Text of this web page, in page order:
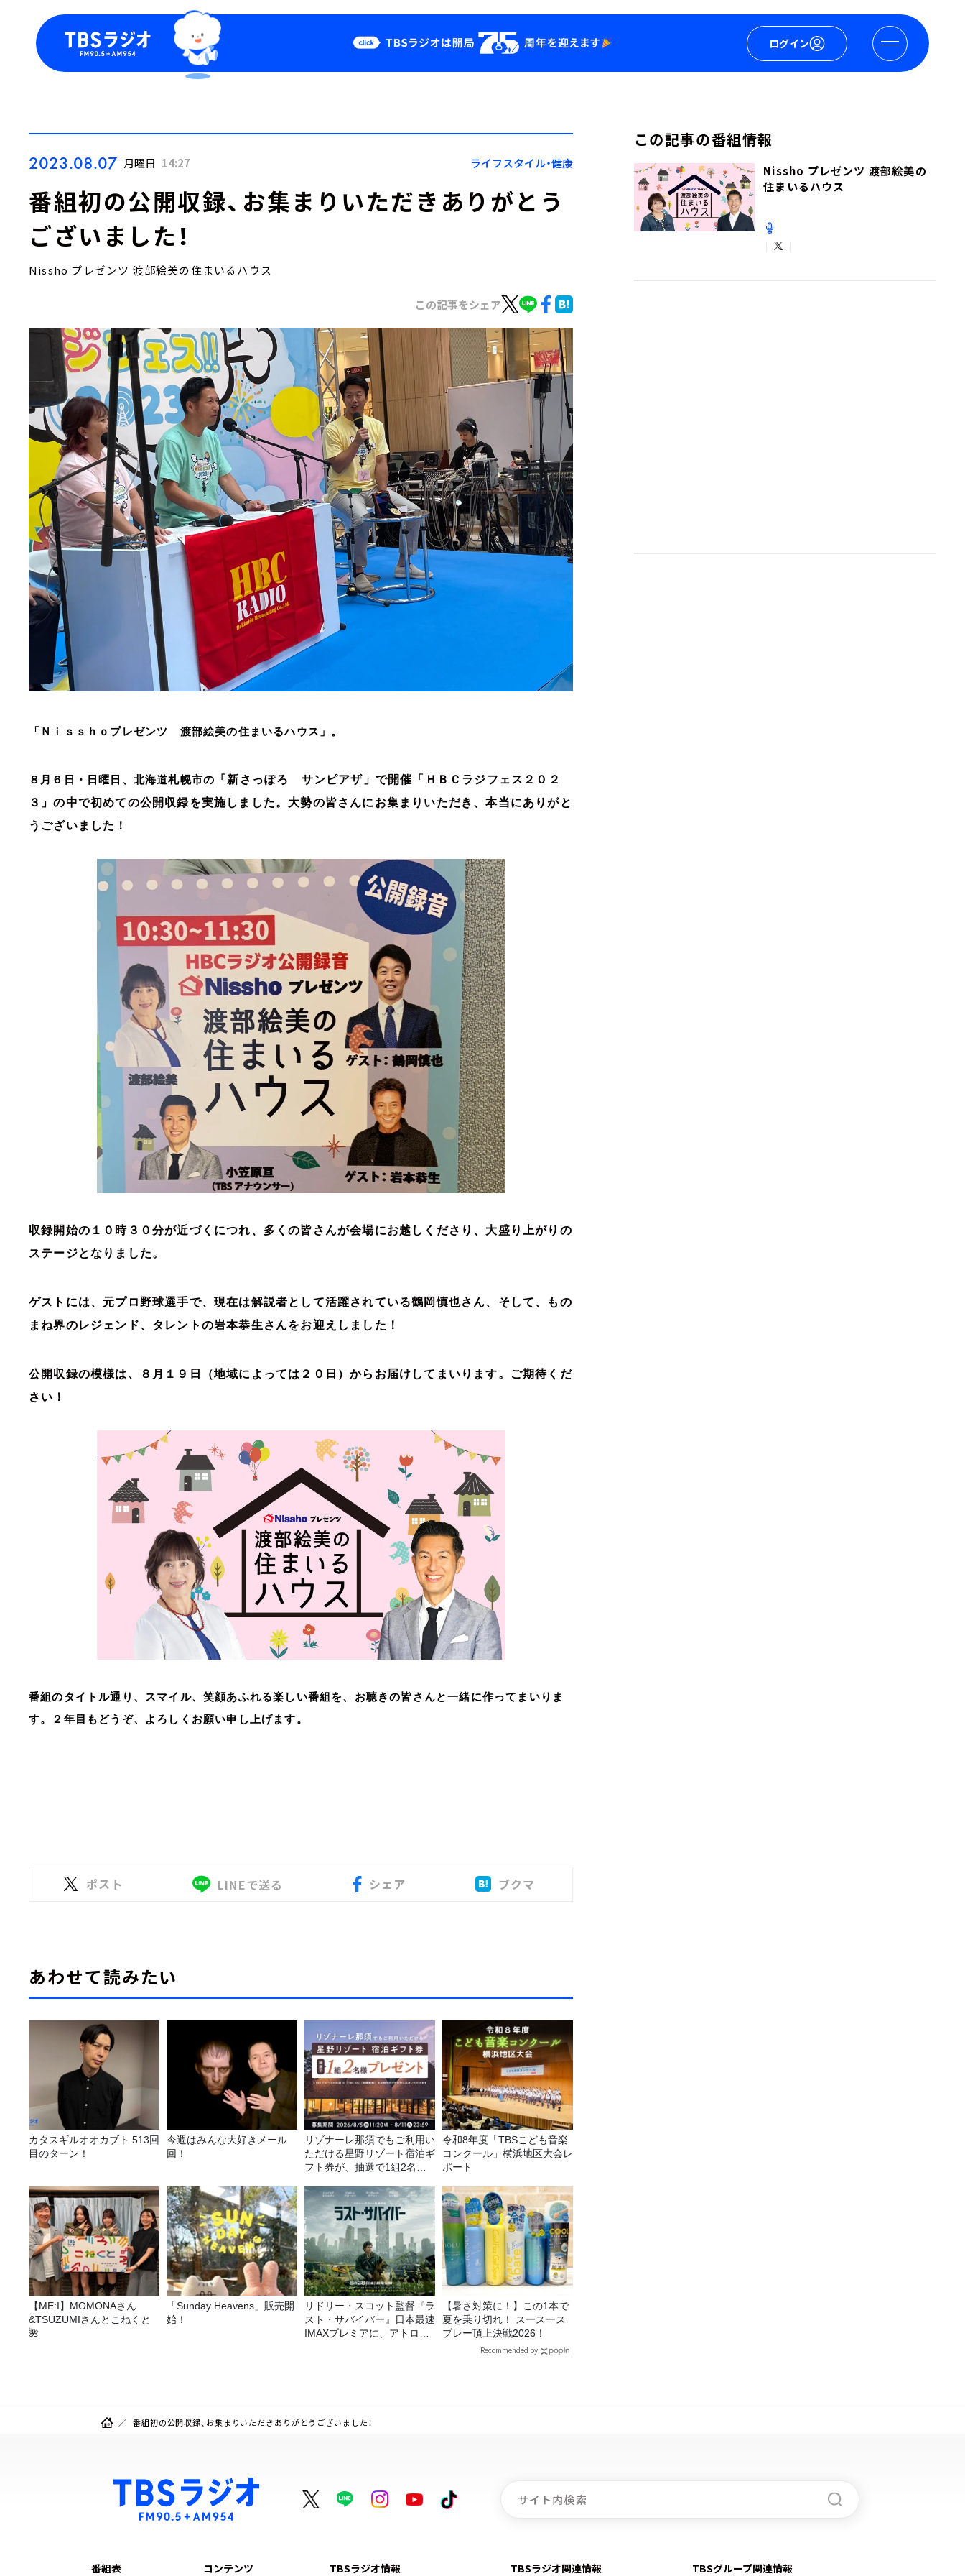
ログイン
Podcast
YouTube
会社情報
2023.08.07 月曜日 14:27 ライフスタイル・健康
番組初の公開収録、お集まりいただきありがとう
ございました！
Nissho プレゼンツ 渡部絵美の住まいるハウス
この記事をシェア
「Ｎｉｓｓｈｏプレゼンツ 渡部絵美の住まいるハウス」。
８月６日・日曜日、北海道札幌市の
「新さっぽろ サンピアザ」で開催「ＨＢＣラジフェス２０２
３」の中で初めての公開収録を実施しました。大勢の皆さんにお集まりいただき、本当にありがと
うございました！
収録開始の１０時３０分が近づくにつれ、多くの皆さんが会場にお越しくださり、大盛り上がりの
ステージとなりました。
ゲストには、元プロ野球選手で、現在は解説者として活躍されている鶴岡慎也さん、そして、もの
まね界のレジェンド、タレントの岩本恭生さんをお迎えしました！
公開収録の模様は、８月１９日（地域によっては２０日）からお届けしてまいります。ご期待くだ
さい！
番組のタイトル通り、スマイル、笑顔あふれる楽しい番組を、お聴きの皆さんと一緒に作ってまいりま
す。２年目もどうぞ、よろしくお願い申し上げます。
ポスト LINEで送る シェア ブクマ
あわせて読みたい
カタスギルオオカブト 513回
目のターン！
今週はみんな大好きメール
回！
リゾナーレ那須でもご利用い
ただける星野リゾート宿泊ギ
フト券が、抽選で1組2名様
令和8年度「TBSこども音楽
コンクール」横浜地区大会レ
ポート
【ME:I】MOMONAさん
&TSUZUMIさんとこねくと
🌺
「Sunday Heavens」販売開
始！
リドリー・スコット監督『ラ
スト・サバイバー』日本最速
IMAXプレミアに、アトロク
【暑さ対策に！】この1本で
夏を乗り切れ！ スースース
プレー頂上決戦2026！
Recommended by
この記事の番組情報
Nissho プレゼンツ 渡部絵美の
住まいるハウス
番組初の公開収録、お集まりいただきありがとうございました！
番組表 コンテンツ TBSラジオ情報 TBSラジオ関連情報 TBSグループ関連情報